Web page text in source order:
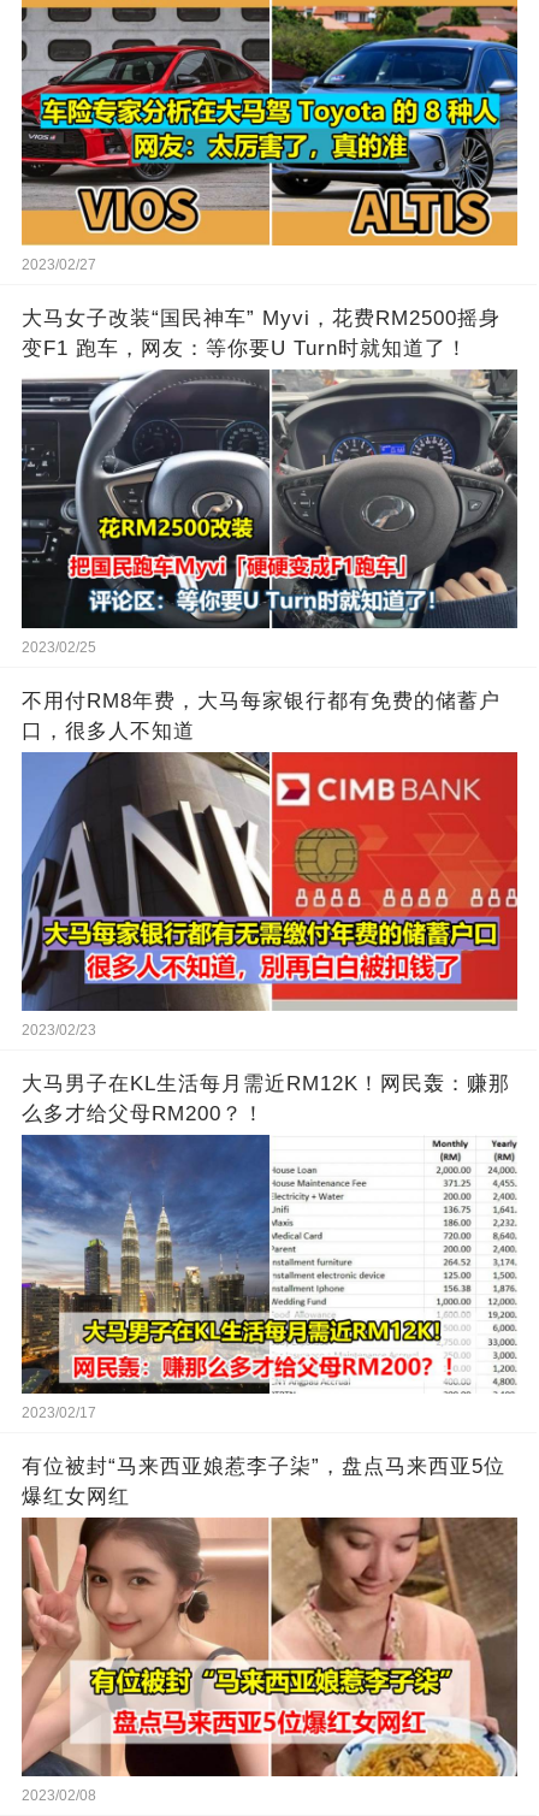
2023/02/27
大马女子改装“国民神车” Myvi，花费RM2500摇身
变F1 跑车，网友：等你要U Turn时就知道了！
2023/02/25
不用付RM8年费，大马每家银行都有免费的储蓄户
口，很多人不知道
2023/02/23
大马男子在KL生活每月需近RM12K！网民轰：赚那
么多才给父母RM200？！
2023/02/17
有位被封“马来西亚娘惹李子柒”，盘点马来西亚5位
爆红女网红
2023/02/08